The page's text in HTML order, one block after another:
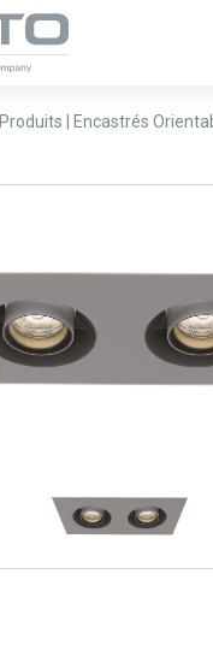
Produits | Encastrés